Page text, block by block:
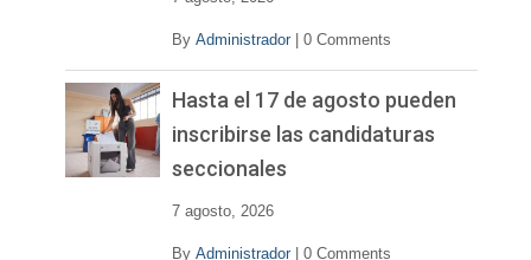
By Administrador 0 Comments
Hasta el 17 de agosto pueden
inscribirse las candidaturas
seccionales
7 agosto, 2026
By Administrador 0 Comments